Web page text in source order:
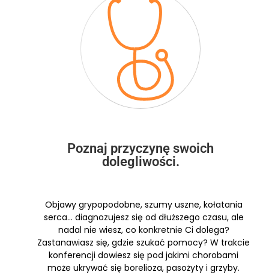
Poznaj przyczynę swoich
dolegliwości.
Objawy grypopodobne, szumy uszne, kołatania
serca… diagnozujesz się od dłuższego czasu, ale
nadal nie wiesz, co konkretnie Ci dolega?
Zastanawiasz się, gdzie szukać pomocy? W trakcie
konferencji dowiesz się pod jakimi chorobami
może ukrywać się borelioza, pasożyty i grzyby.